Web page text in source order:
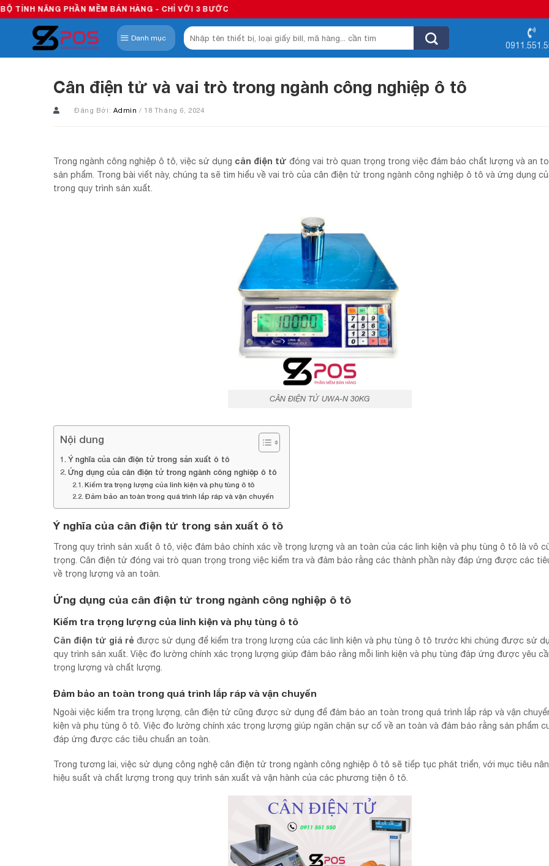
Skip
to
content
PHẦN MỀM BÁN HÀNG - CHỈ VỚI 3 BƯỚC
Danh mục
Tìm
kiếm:
Cân điện tử và vai trò trong ngành công nghiệp ô tô
Đăng Bởi: Admin / 18 Tháng 6, 2024
Trong ngành công nghiệp ô tô, việc sử dụng cân điện tử đóng vai trò quan trọng trong việc đảm bảo chất lượng và an
sản phẩm. Trong bài viết này, chúng ta sẽ tìm hiểu về vai trò của cân điện tử trong ngành công nghiệp ô tô và ứng dụng
trong quy trình sản xuất.
CÂN ĐIỆN TỬ UWA-N 30KG
Nội dung
Ý nghĩa của cân điện tử trong sản xuất ô tô
Ứng dụng của cân điện tử trong ngành công nghiệp ô tô
Kiểm tra trọng lượng của linh kiện và phụ tùng ô tô
Đảm bảo an toàn trong quá trình lắp ráp và vận chuyển
Ý nghĩa của cân điện tử trong sản xuất ô tô
Trong quy trình sản xuất ô tô, việc đảm bảo chính xác về trọng lượng và an toàn của các linh kiện và phụ tùng ô tô là vô
trọng. Cân điện tử đóng vai trò quan trọng trong việc kiểm tra và đảm bảo rằng các thành phần này đáp ứng được các
về trọng lượng và an toàn.
Ứng dụng của cân điện tử trong ngành công nghiệp ô tô
Kiểm tra trọng lượng của linh kiện và phụ tùng ô tô
Cân điện tử giá rẻ được sử dụng để kiểm tra trọng lượng của các linh kiện và phụ tùng ô tô trước khi chúng được sử
quy trình sản xuất. Việc đo lường chính xác trọng lượng giúp đảm bảo rằng mỗi linh kiện và phụ tùng đáp ứng được yêu
trọng lượng và chất lượng.
Đảm bảo an toàn trong quá trình lắp ráp và vận chuyển
Ngoài việc kiểm tra trọng lượng, cân điện tử cũng được sử dụng để đảm bảo an toàn trong quá trình lắp ráp và vận
kiện và phụ tùng ô tô. Việc đo lường chính xác trọng lượng giúp ngăn chặn sự cố về an toàn và đảm bảo rằng sản phẩm
đáp ứng được các tiêu chuẩn an toàn.
Trong tương lai, việc sử dụng công nghệ cân điện tử trong ngành công nghiệp ô tô sẽ tiếp tục phát triển, với mục tiêu
hiệu suất và chất lượng trong quy trình sản xuất và vận hành của các phương tiện ô tô.